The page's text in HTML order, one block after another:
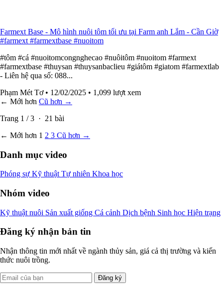
Farmext Base - Mô hình nuôi tôm tối ưu tại Farm anh Lắm - Cần Giờ
#farmext #farmextbase #nuoitom
#tôm #cá #nuoitomcongnghecao #nuôitôm #nuoitom #farmext
#farmextbase #thuysan #thuysanbaclieu #giátôm #giatom #farmextlab
- Liên hệ qua số: 088...
Phạm Mét Tơ • 12/02/2025 • 1,099 lượt xem
← Mới hơn Cũ hơn →
Trang 1 /3 · 21 bài
← Mới hơn 1 2 3 Cũ hơn →
Danh mục video
Phóng sự Kỹ thuật Tự nhiên Khoa học
Nhóm video
Kỹ thuật nuôi Sản xuất giống Cá cảnh Dịch bệnh Sinh học Hiện trạng
Đăng ký nhận bản tin
Nhận thông tin mới nhất về ngành thủy sản, giá cả thị trường và kiến
thức nuôi trồng.
Đăng ký